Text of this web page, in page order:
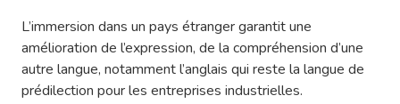
L’immersion dans un pays étranger garantit une
amélioration de l’expression, de la compréhension d’une
autre langue, notamment l’anglais qui reste la langue de
prédilection pour les entreprises industrielles.